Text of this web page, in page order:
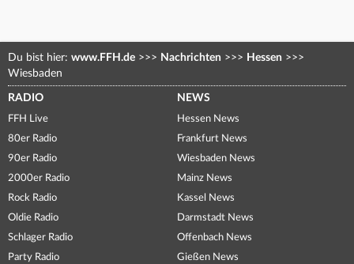
Du bist hier: www.FFH.de >>> Nachrichten >>> Hessen >>>
Wiesbaden
RADIO
FFH Live
80er Radio
90er Radio
2000er Radio
Rock Radio
Oldie Radio
Schlager Radio
Party Radio
NEWS
Hessen News
Frankfurt News
Wiesbaden News
Mainz News
Kassel News
Darmstadt News
Offenbach News
Gießen News